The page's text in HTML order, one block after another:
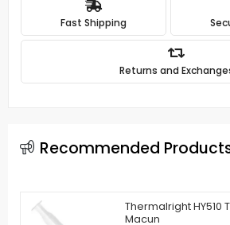
Fast Shipping
Returns and
Recommended
Thermalright HY510
Macun